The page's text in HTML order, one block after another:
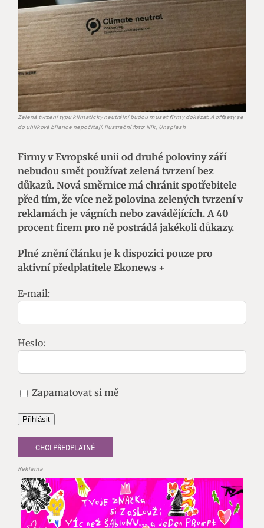
Zelená tvrzení typu klimaticky neutrální budou muset firmy dokázat. A offsety se
do uhlíkové bilance nepočítají. Ilustrační foto: Nik, Unsplash
Firmy v Evropské unii od druhé poloviny září
nebudou smět používat zelená tvrzení bez
důkazů. Nová směrnice má chránit spotřebitele
před tím, že více než polovina zelených tvrzení v
reklamách je vágních nebo zavádějících. A 40
procent firem pro ně postrádá jakékoli důkazy.
Plné znění článku je k dispozici pouze pro
aktivní předplatitele Ekonews +
E-mail:
Heslo:
Zapamatovat si mě
Přihlásit
CHCI PŘEDPLATNÉ
Reklama